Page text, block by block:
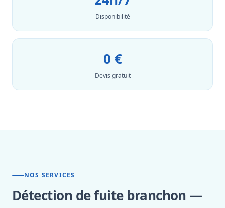
Disponibilité
0 €
Devis gratuit
NOS SERVICES
Détection de fuite branchon —